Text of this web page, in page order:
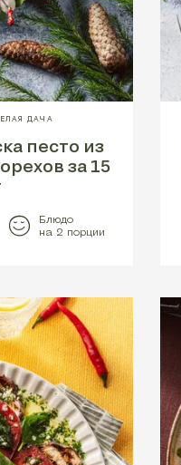
ДАЧА
песто из
за 15
Блюдо
на 2 порции